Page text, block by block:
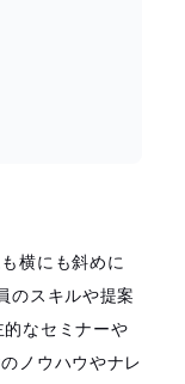
横にも斜めに
のスキルや提案
的なセミナーや
ノウハウやナレ